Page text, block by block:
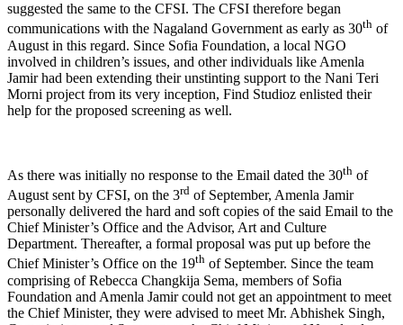
suggested the same to the CFSI. The CFSI therefore began
communications with the Nagaland Government as early as 30th of
August in this regard. Since Sofia Foundation, a local NGO
involved in children’s issues, and other individuals like Amenla
Jamir had been extending their unstinting support to the Nani Teri
Morni project from its very inception, Find Studioz enlisted their
help for the proposed screening as well.
As there was initially no response to the Email dated the 30th of
August sent by CFSI, on the 3rd of September, Amenla Jamir
personally delivered the hard and soft copies of the said Email to the
Chief Minister’s Office and the Advisor, Art and Culture
Department. Thereafter, a formal proposal was put up before the
Chief Minister’s Office on the 19th of September. Since the team
comprising of Rebecca Changkija Sema, members of Sofia
Foundation and Amenla Jamir could not get an appointment to meet
the Chief Minister, they were advised to meet Mr. Abhishek Singh,